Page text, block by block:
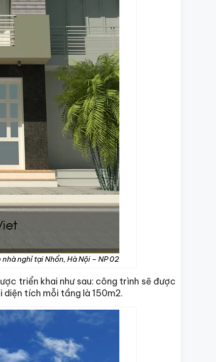
nghỉ tại Nhổn, Hà Nội – NP 02
triển khai như sau: công trình sẽ được
tích mỗi tầng là 150m2.